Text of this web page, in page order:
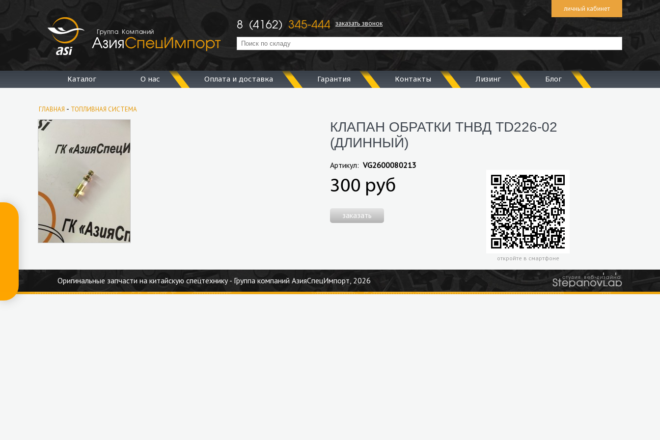
Группа Компаний
личный кабинет
8 (4162) 345-444 заказать звонок
Каталог О нас Оплата и доставка Гарантия Контакты Лизинг Блог
ГЛАВНАЯ - ТОПЛИВНАЯ СИСТЕМА
КЛАПАН ОБРАТКИ ТНВД TD226-02
(ДЛИННЫЙ)
Артикул: VG2600080213
300 руб
заказать
откройте в смартфоне
Оригинальные запчасти на китайскую спецтехнику - Группа компаний АзияСпецИмпорт, 2026